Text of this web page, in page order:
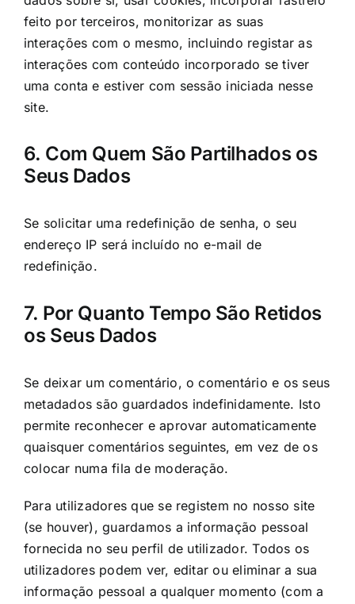
feito por terceiros, monitorizar as suas
interações com o mesmo, incluindo registar as
interações com conteúdo incorporado se tiver
uma conta e estiver com sessão iniciada nesse
site.
6. Com Quem São Partilhados os
Seus Dados
Se solicitar uma redefinição de senha, o seu
endereço IP será incluído no e-mail de
redefinição.
7. Por Quanto Tempo São Retidos
os Seus Dados
Se deixar um comentário, o comentário e os seus
metadados são guardados indefinidamente. Isto
permite reconhecer e aprovar automaticamente
quaisquer comentários seguintes, em vez de os
colocar numa fila de moderação.
Para utilizadores que se registem no nosso site
(se houver), guardamos a informação pessoal
fornecida no seu perfil de utilizador. Todos os
utilizadores podem ver, editar ou eliminar a sua
informação pessoal a qualquer momento (com a